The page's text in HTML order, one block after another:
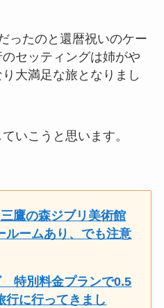
ったのと還暦祝いのケー
セッティングは姉がや
大満足な旅となりまし
いこうと思います。
鷹の森ジブリ美術館
ルームあり、でも注意
特別料金プランで0.5
行に行ってきまし